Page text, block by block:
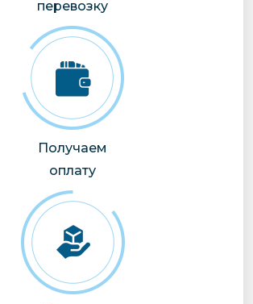
перевозку
Получаем
оплату